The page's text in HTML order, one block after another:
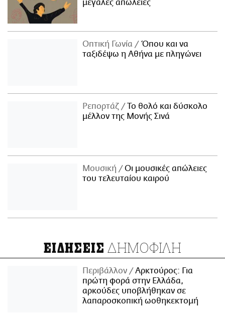
μεγάλες απώλειες
Οπτική Γωνία
Όπου και να
ταξιδέψω η Αθήνα με πληγώνει
Ρεπορτάζ
Το θολό και δύσκολο
μέλλον της Μονής Σινά
Μουσική
Οι μουσικές απώλειες
του τελευταίου καιρού
ΕΙΔΗΣΕΙΣ ΔΗΜΟΦΙΛΗ
Περιβάλλον
Αρκτούρος: Για
πρώτη φορά στην Ελλάδα,
αρκούδες υποβλήθηκαν σε
λαπαροσκοπική ωοθηκεκτομή